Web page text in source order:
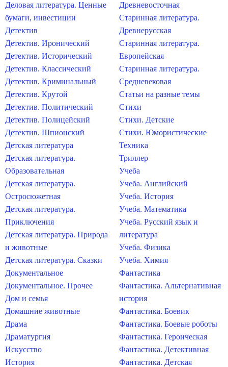
Деловая литература. Ценные
бумаги, инвестиции
Детектив
Детектив. Иронический
Детектив. Исторический
Детектив. Классический
Детектив. Криминальный
Детектив. Крутой
Детектив. Политический
Детектив. Полицейский
Детектив. Шпионский
Детская литература
Детская литература.
Образовательная
Детская литература.
Остросюжетная
Детская литература.
Приключения
Детская литература. Природа
и животные
Детская литература. Сказки
Документальное
Документальное. Прочее
Дом и семья
Домашние животные
Драма
Драматургия
Искусство
История
Древневосточная
Старинная литература.
Древнерусская
Старинная литература.
Европейская
Старинная литература.
Средневековая
Статьи на разные темы
Стихи
Стихи. Детские
Стихи. Юмористические
Техника
Триллер
Учеба
Учеба. Английский
Учеба. История
Учеба. Математика
Учеба. Русский язык и
литература
Учеба. Физика
Учеба. Химия
Фантастика
Фантастика. Альтернативная
история
Фантастика. Боевик
Фантастика. Боевые роботы
Фантастика. Героическая
Фантастика. Детективная
Фантастика. Детская